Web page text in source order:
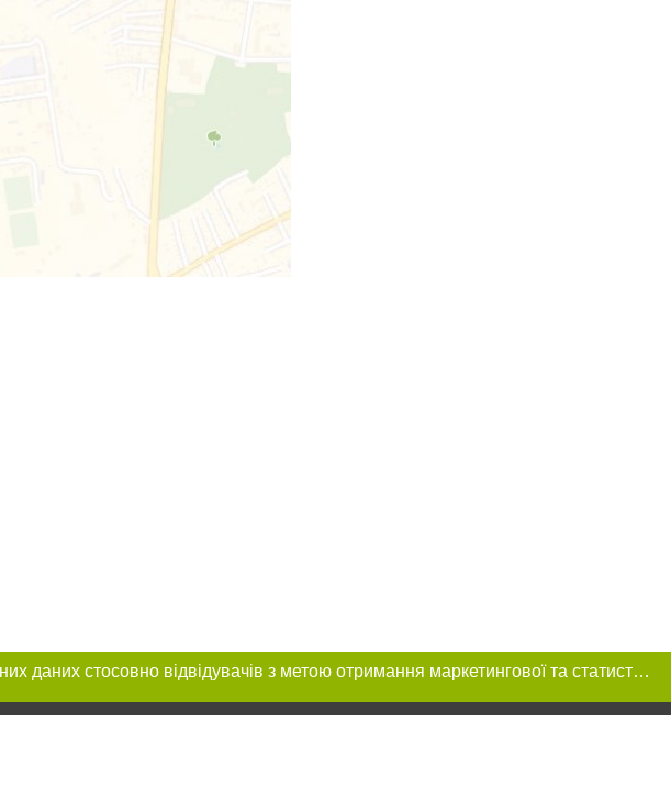
Цей сайт використовує «cookies». Також веб-сайт використовує інтернет-сервіс для збору технічних даних стосовно відвідувачів з метою отримання маркетингової та статистичної інформації. Умови обробки даних відвідувачів сайту див.